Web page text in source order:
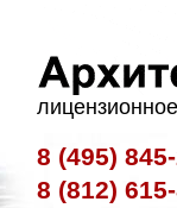
8 (495)
8 (812)